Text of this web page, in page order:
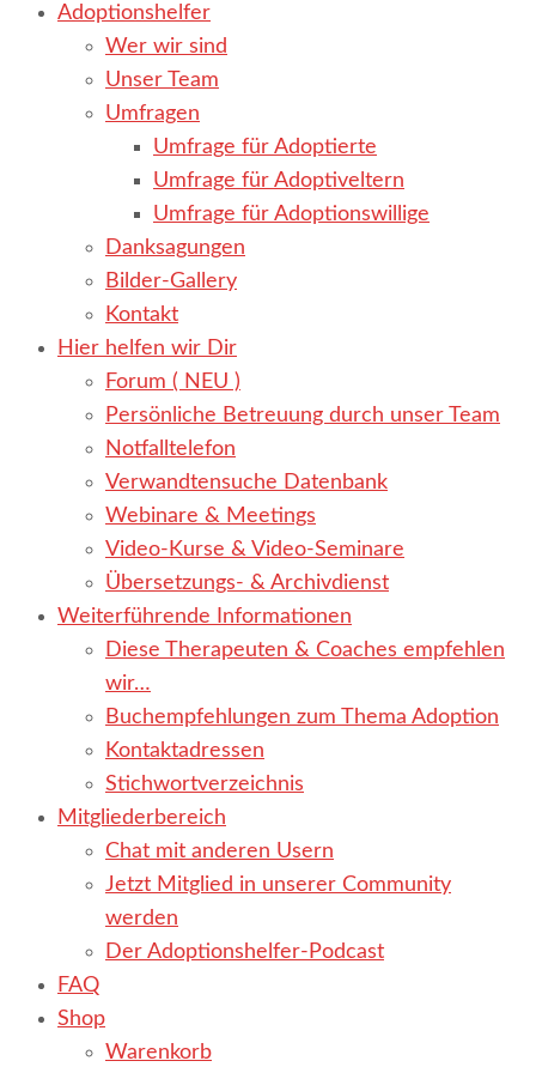
Adoptionshelfer
Wer wir sind
Unser Team
Umfragen
Umfrage für Adoptierte
Umfrage für Adoptiveltern
Umfrage für Adoptionswillige
Danksagungen
Bilder-Gallery
Kontakt
Hier helfen wir Dir
Forum ( NEU )
Persönliche Betreuung durch unser Team
Notfalltelefon
Verwandtensuche Datenbank
Webinare & Meetings
Video-Kurse & Video-Seminare
Übersetzungs- & Archivdienst
Weiterführende Informationen
Diese Therapeuten & Coaches empfehlen
wir…
Buchempfehlungen zum Thema Adoption
Kontaktadressen
Stichwortverzeichnis
Mitgliederbereich
Chat mit anderen Usern
Jetzt Mitglied in unserer Community
werden
Der Adoptionshelfer-Podcast
FAQ
Shop
Warenkorb